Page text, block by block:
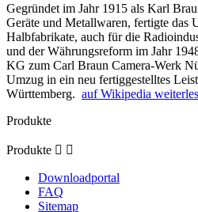
Gegründet im Jahr 1915 als Karl
Geräte und Metallwaren, fertigte das
Halbfabrikate, auch für die
und der Währungsreform im Jahr
KG zum Carl Braun Camera-Werk
Umzug in ein neu fertiggestelltes
Württemberg. auf Wikipedia
Produkte
Produkte  
Downloadportal
FAQ
Sitemap